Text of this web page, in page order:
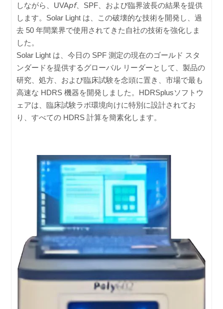
しながら、UVA𝘱𝘧、SPF、および臨界波長の結果を提供
します。Solar Light は、この破壊的な技術を開発し、過
去 50 年間業界で使用されてきた自社の技術を強化しま
した。
Solar Light は、今日の SPF 測定の現在のゴールド スタ
ンダードを提供するグローバル リーダーとして、製品の
研究、処方、および臨床試験を念頭に置き、市場で最も
高速な HDRS 機器を開発しました。HDRSplusソフトウ
ェアは、臨床試験ラボ環境向けに特別に設計されてお
り、すべての HDRS 計算を簡素化します。